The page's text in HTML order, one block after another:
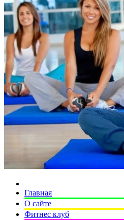
Главная
О сайте
Фитнес клуб